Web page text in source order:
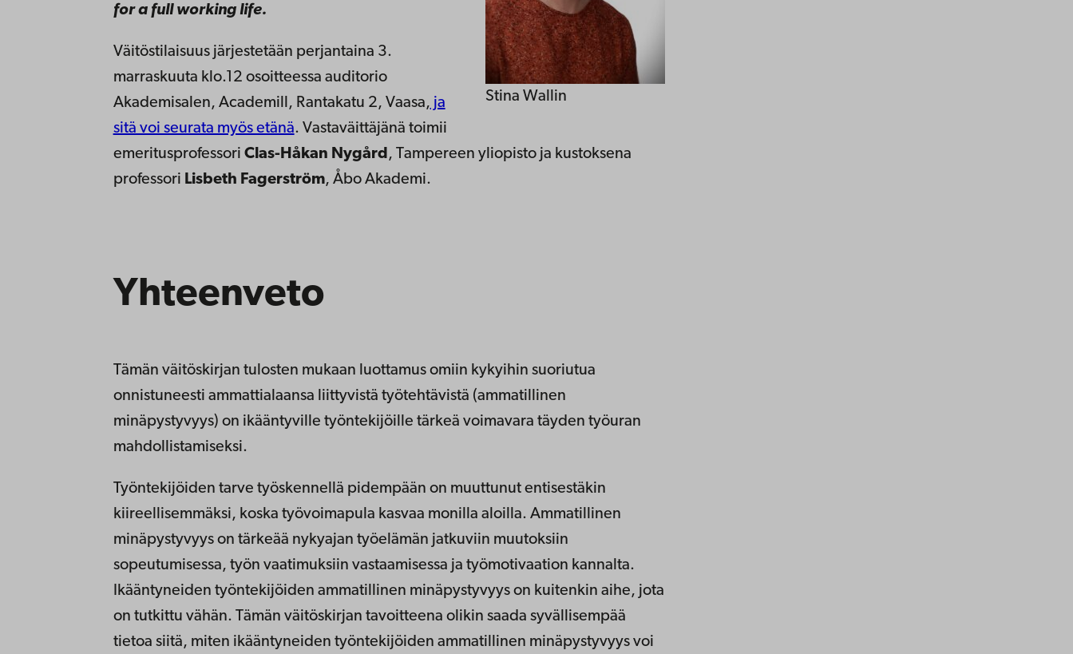
Stina Wallin
for a full working life.
Väitöstilaisuus järjestetään perjantaina 3.
marraskuuta klo.12 osoitteessa auditorio
Akademisalen, Academill, Rantakatu 2, Vaasa, ja
sitä voi seurata myös etänä. Vastaväittäjänä toimii
emeritusprofessori Clas-Håkan Nygård , Tampereen yliopisto ja kustoksena
professori Lisbeth Fagerström, Åbo Akademi.
Yhteenveto
Tämän väitöskirjan tulosten mukaan luottamus omiin kykyihin suoriutua
onnistuneesti ammattialaansa liittyvistä työtehtävistä (ammatillinen
minäpystyvyys) on ikääntyville työntekijöille tärkeä voimavara täyden työuran
mahdollistamiseksi.
Työntekijöiden tarve työskennellä pidempään on muuttunut entisestäkin
kiireellisemmäksi, koska työvoimapula kasvaa monilla aloilla. Ammatillinen
minäpystyvyys on tärkeää nykyajan työelämän jatkuviin muutoksiin
sopeutumisessa, työn vaatimuksiin vastaamisessa ja työmotivaation kannalta.
Ikääntyneiden työntekijöiden ammatillinen minäpystyvyys on kuitenkin aihe, jota
on tutkittu vähän. Tämän väitöskirjan tavoitteena olikin saada syvällisempää
tietoa siitä, miten ikääntyneiden työntekijöiden ammatillinen minäpystyvyys voi